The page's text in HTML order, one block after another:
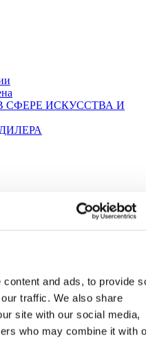
and ads, to provide
traffic. We also share
site with our social media,
who may combine it with
СФЕРЕ ИСКУССТВА И